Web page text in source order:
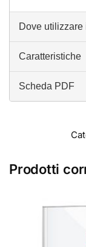
Dove utilizzare
Caratteristiche
Scheda PDF
Prodotti